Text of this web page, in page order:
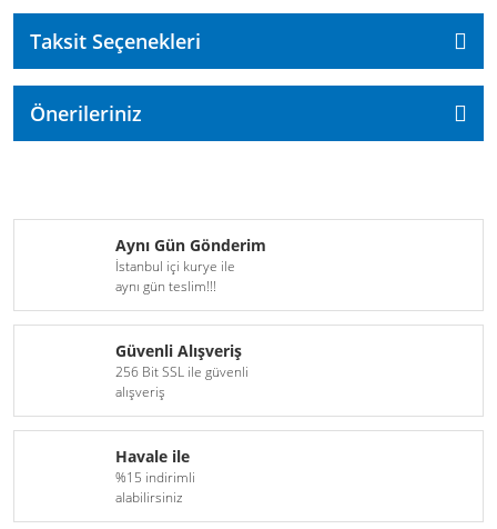
Taksit Seçenekleri
Önerileriniz
Aynı Gün Gönderim
İstanbul içi kurye ile
aynı gün teslim!!!
Güvenli Alışveriş
256 Bit SSL ile güvenli
alışveriş
Havale ile
%15 indirimli
alabilirsiniz